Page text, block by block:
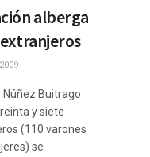
alberga
extranjeros
Núñez Buitrago
y siete
(110 varones
se